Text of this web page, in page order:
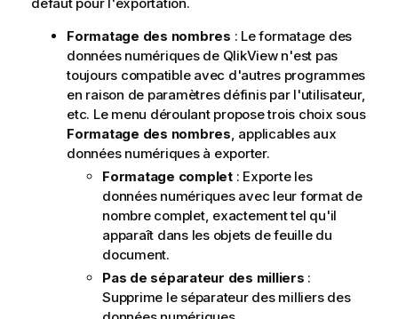
Formatage des nombres : Le formatage des
données numériques de QlikView n'est pas
toujours compatible avec d'autres programmes
en raison de paramètres définis par l'utilisateur,
etc. Le menu déroulant propose trois choix sous
Formatage des nombres, applicables aux
données numériques à exporter.
Formatage complet: Exporte les
données numériques avec leur format de
nombre complet, exactement tel qu'il
apparaît dans les objets de feuille du
document.
Pas de séparateur des milliers :
Supprime le séparateur des milliers des